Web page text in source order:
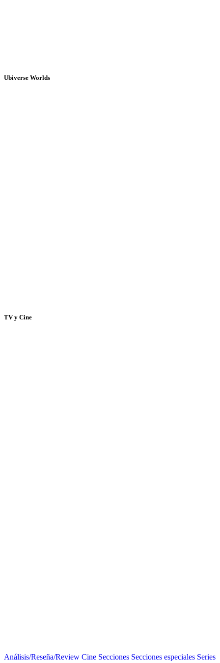
Ubiverse Worlds
TV y Cine
Análisis/Reseña/Review Cine Secciones Secciones especiales Series